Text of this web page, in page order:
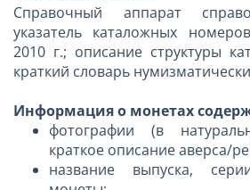
Справочный аппарат
указатель каталожных
2010 г.; описание структуры
краткий словарь
Информация о монетах
фотографии (в
краткое описание аверса/
название выпуска,